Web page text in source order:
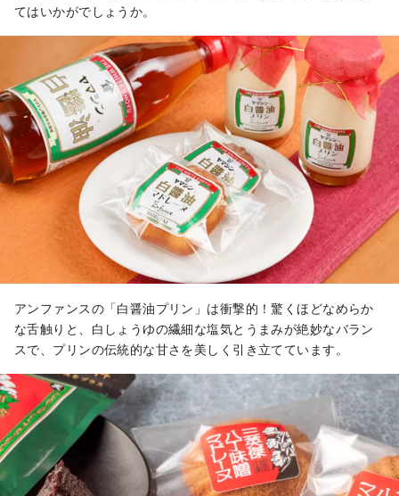
てはいかがでしょうか。
アンファンスの「白醤油プリン」は衝撃的！驚くほどなめらか
な舌触りと、白しょうゆの繊細な塩気とうまみが絶妙なバラン
スで、プリンの伝統的な甘さを美しく引き立てています。